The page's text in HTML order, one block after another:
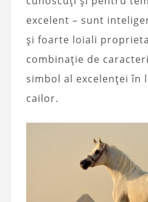
excelent – sunt
și foarte loiali
combinație de
simbol al excelenței în
cailor.